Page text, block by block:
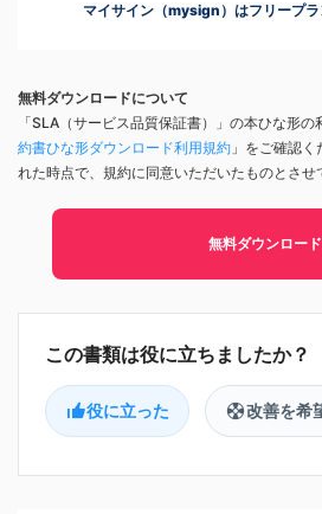
マイサイン（mysign）はフリープラ
無料ダウンロードについて
「SLA（サービス品質保証書）」の本ひな形
約書ひな形ダウンロード利用規約 」をご確認
れた時点で、規約に同意いただいたものとさせ
無料ダウンロード
役に立った 改善を希